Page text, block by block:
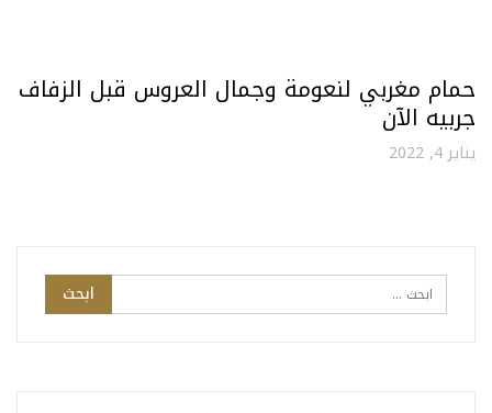
حمام مغربي لنعومة وجمال العروس قبل الزفاف
جربيه الآن
يناير 4, 2022